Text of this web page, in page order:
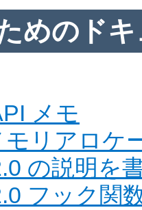
めのド
メモ
モリアロケ
の説明を
フック関